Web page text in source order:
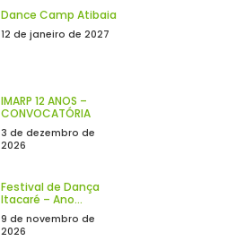
Dance Camp Atibaia
12 de janeiro de 2027
IMARP 12 ANOS –
CONVOCATÓRIA
3 de dezembro de
2026
Festival de Dança
Itacaré – Ano...
9 de novembro de
2026